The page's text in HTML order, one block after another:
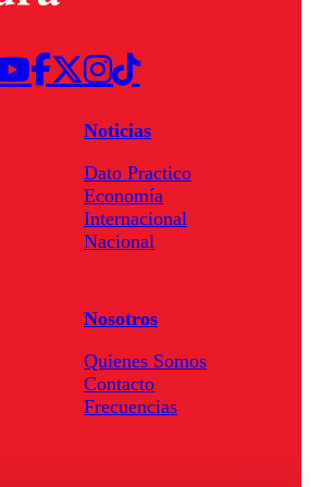
Noticias
Dato Practico
Economía
Internacional
Nacional
Nosotros
Quienes Somos
Contacto
Frecuencias